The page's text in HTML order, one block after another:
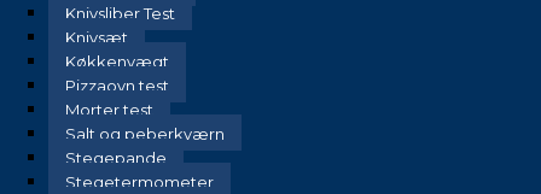
Knivsliber Test
Knivsæt
Køkkenvægt
Pizzaovn test
Morter test
Salt og peberkværn
Stegepande
Stegetermometer